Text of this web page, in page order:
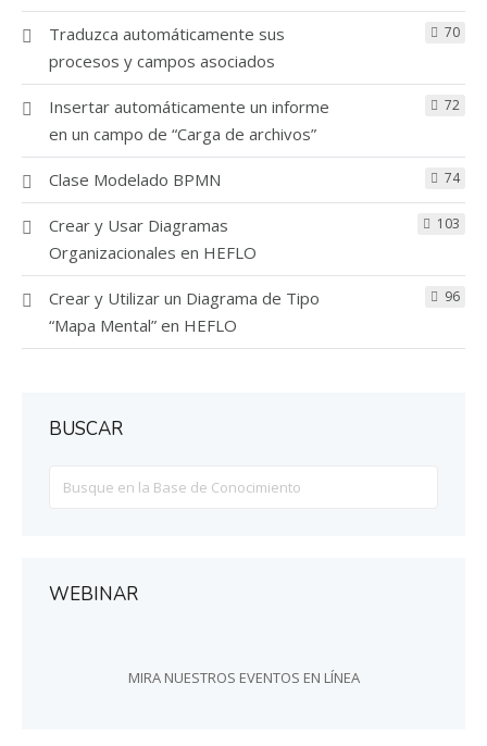
Traduzca automáticamente sus
procesos y campos asociados
70
Insertar automáticamente un informe
en un campo de “Carga de archivos”
72
Clase Modelado BPMN 74
Crear y Usar Diagramas
Organizacionales en HEFLO
103
Crear y Utilizar un Diagrama de Tipo
“Mapa Mental” en HEFLO
96
BUSCAR
For
WEBINAR
MIRA NUESTROS EVENTOS EN LÍNEA